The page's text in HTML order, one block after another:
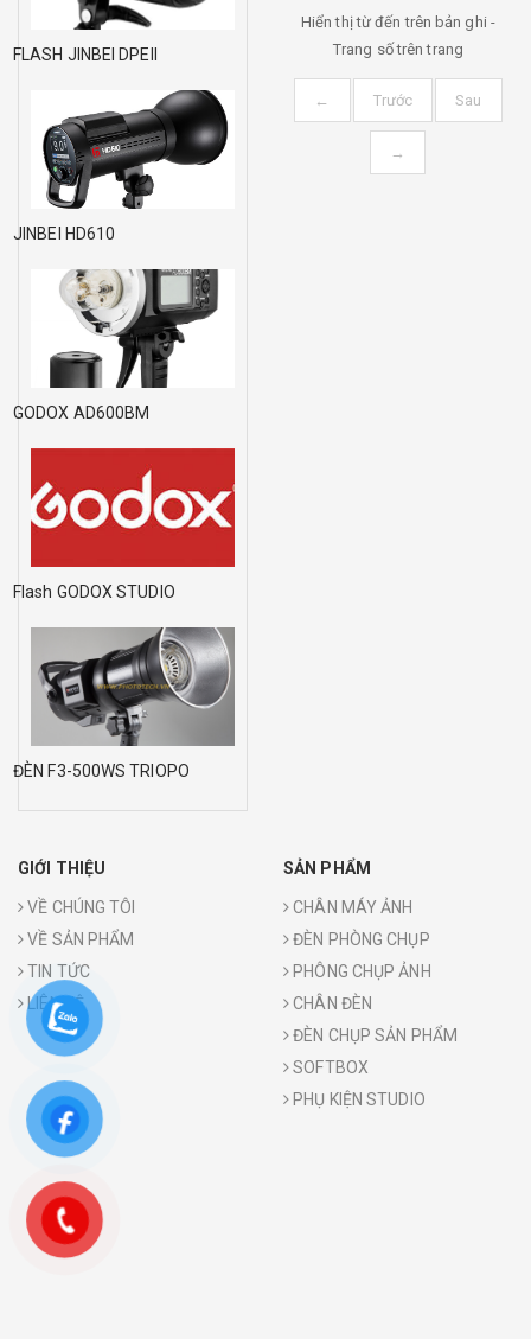
Hiển thị từđếntrên bản ghi -
Trang sốtrêntrang
← Trước Sau
→
FLASH JINBEI DPEII
JINBEI HD610
GODOX AD600BM
Flash GODOX STUDIO
ĐÈN F3-500WS TRIOPO
GIỚI THIỆU
VỀ CHÚNG TÔI
VỀ SẢN PHẨM
TIN TỨC
LIÊN HỆ
SẢN PHẨM
CHÂN MÁY ẢNH
ĐÈN PHÒNG CHỤP
PHÔNG CHỤP ẢNH
CHÂN ĐÈN
ĐÈN CHỤP SẢN PHẨM
SOFTBOX
PHỤ KIỆN STUDIO